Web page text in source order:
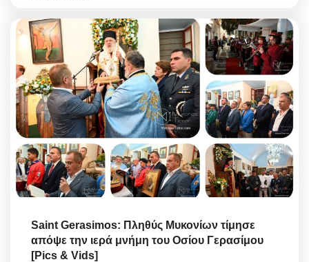
Saint Gerasimos: Πληθύς Μυκονίων τίμησε
απόψε την ιερά μνήμη του Οσίου Γερασίμου
[Pics & Vids]